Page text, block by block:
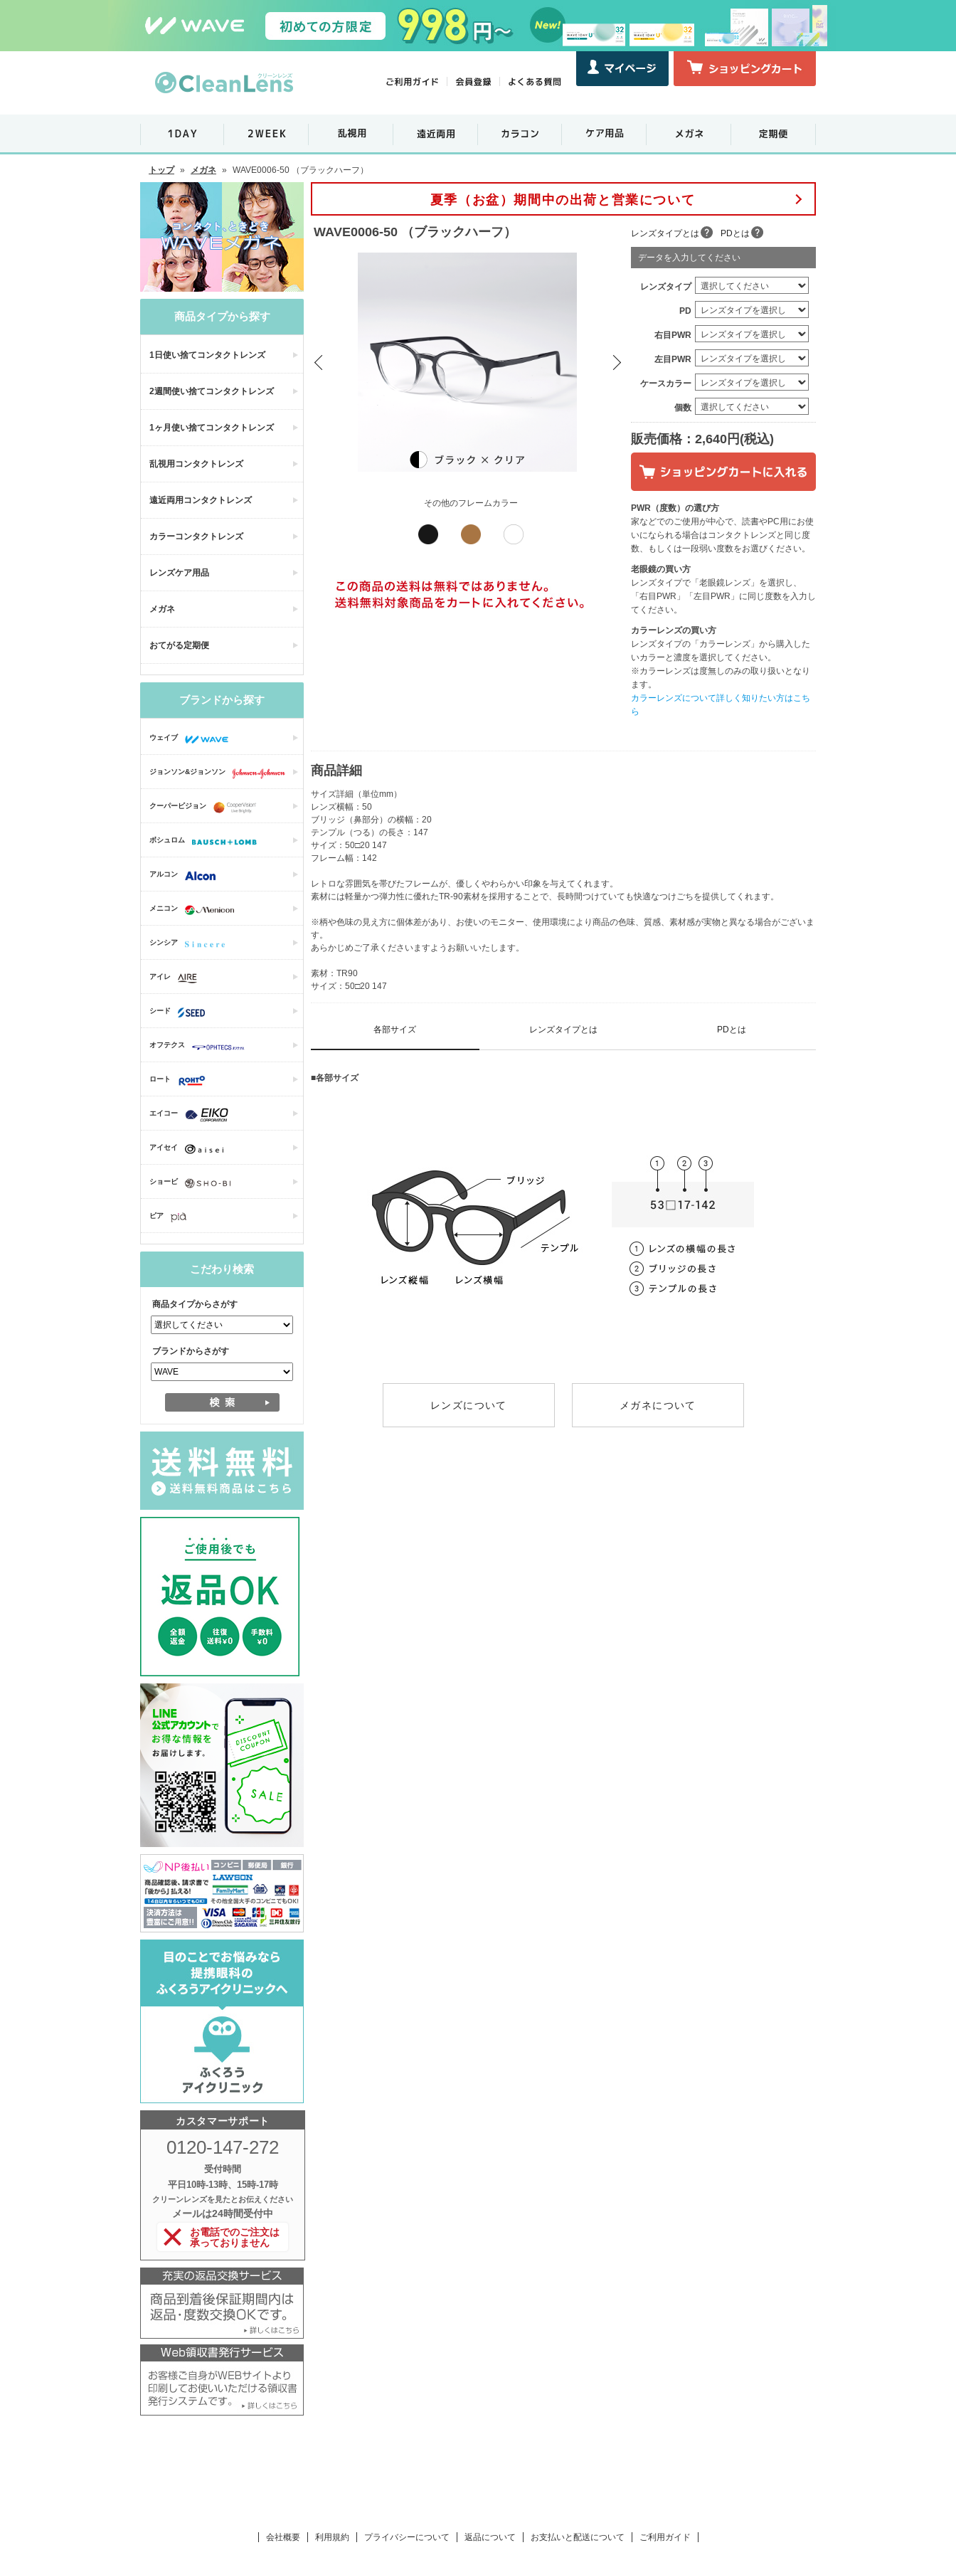
トップ » メガネ » WAVE0006-50 （ブラックハーフ）
商品タイプから探す
1日使い捨てコンタクトレンズ
2週間使い捨てコンタクトレンズ
1ヶ月使い捨てコンタクトレンズ
乱視用コンタクトレンズ
遠近両用コンタクトレンズ
カラーコンタクトレンズ
レンズケア用品
メガネ
おてがる定期便
ブランドから探す
ウェイブ
ジョンソン&ジョンソン
クーパービジョン
ボシュロム
アルコン
メニコン
シンシア
アイレ
シード
オフテクス
ロート
エイコー
アイセイ
ショービ
ピア
こだわり検索
商品タイプからさがす
ブランドからさがす
カスタマーサポート
0120-147-272
受付時間
平日10時‐13時、15時‐17時
クリーンレンズを見たとお伝えください
メールは24時間受付中
お電話でのご注文は
承っておりません
夏季（お盆）期間中の出荷と営業について
WAVE0006-50 （ブラックハーフ）
その他のフレームカラー
レンズタイプとは PDとは
データを入力してください
レンズタイプ
PD
右目PWR
左目PWR
ケースカラー
個数
販売価格：2,640円(税込)
PWR（度数）の選び方
家などでのご使用が中心で、読書やPC用にお使
いになられる場合はコンタクトレンズと同じ度
数、もしくは一段弱い度数をお選びください。
老眼鏡の買い方
レンズタイプで「老眼鏡レンズ」を選択し、
「右目PWR」「左目PWR」に同じ度数を入力し
てください。
カラーレンズの買い方
レンズタイプの「カラーレンズ」から購入した
いカラーと濃度を選択してください。
※カラーレンズは度無しのみの取り扱いとなり
ます。
カラーレンズについて詳しく知りたい方はこち
ら
商品詳細
サイズ詳細（単位mm）
レンズ横幅：50
ブリッジ（鼻部分）の横幅：20
テンプル（つる）の長さ：147
サイズ：50□20 147
フレーム幅：142
レトロな雰囲気を帯びたフレームが、優しくやわらかい印象を与えてくれます。
素材には軽量かつ弾力性に優れたTR-90素材を採用することで、長時間つけていても快適なつけごちを提供してくれます。
※柄や色味の見え方に個体差があり、お使いのモニター、使用環境により商品の色味、質感、素材感が実物と異なる場合がございま
す。
あらかじめご了承くださいますようお願いいたします。
素材：TR90
サイズ：50□20 147
各部サイズ レンズタイプとは PDとは
■各部サイズ
薄型非球面レンズ
レンズタイプ 取扱度数
遠方視用の眼鏡（通常用）の日本人の平均値
レンズについて メガネについて
会社概要 利用規約 プライバシーについて 返品について お支払いと配送について ご利用ガイド